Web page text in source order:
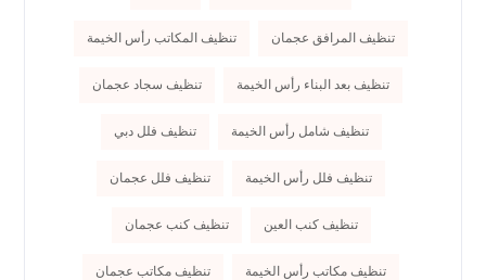
تنظيف المرافق عجمان تنظيف المكاتب رأس الخيمة
تنظيف بعد البناء رأس الخيمة تنظيف سجاد عجمان
تنظيف شامل رأس الخيمة تنظيف فلل دبي
تنظيف فلل رأس الخيمة تنظيف فلل عجمان
تنظيف كنب العين تنظيف كنب عجمان
تنظيف مكاتب رأس الخيمة تنظيف مكاتب عجمان